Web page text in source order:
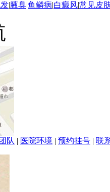
|腋臭|鱼鳞病|白癜风|常见皮
队 | 医院环境 | 预约挂号 | 联